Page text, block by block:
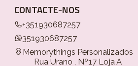
CONTACTE-NOS
+351930687257
351930687257
Memorythings Personalizados
Rua Urano , Nº17 Loja A